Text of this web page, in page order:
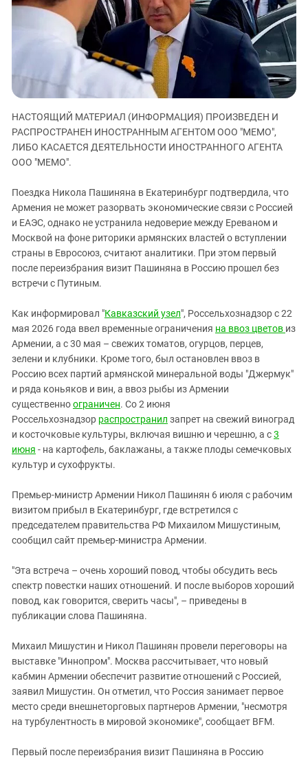
ЗАСТАВЛЯЕТ
КАВКАЗ ЗА ПАЛЕСТИНУ
ИНАКОМЫСЛИЕ В ЧЕЧНЕ
ПРЕСЛЕДОВАНИЕ АКТИВИСТОВ
МОБИЛИЗАЦИЯ И ПРОТЕСТЫ
Дагестан
Кабардино-Балкария
Калмыкия
Карачаево-Черкесия
Краснодарский край
Российская Федерация
Северная Осетия - Алания
СКФО
Ставропольский край
Чечня
Южная Осетия
Южный Кавказ
ЮФО
НАСТОЯЩИЙ МАТЕРИАЛ (ИНФОРМАЦИЯ) ПРОИЗВЕДЕН И
РАСПРОСТРАНЕН ИНОСТРАННЫМ АГЕНТОМ ООО "МЕМО",
ЛИБО КАСАЕТСЯ ДЕЯТЕЛЬНОСТИ ИНОСТРАННОГО АГЕНТА
ООО "МЕМО".
Поездка Никола Пашиняна в Екатеринбург подтвердила, что
Армения не может разорвать экономические связи с Россией
и ЕАЭС, однако не устранила недоверие между Ереваном и
Москвой на фоне риторики армянских властей о вступлении
страны в Евросоюз, считают аналитики. При этом первый
после переизбрания визит Пашиняна в Россию прошел без
встречи с Путиным.
Как информировал "Кавказский узел", Россельхознадзор с 22
мая 2026 года ввел временные ограничения на ввоз цветов из
Армении, а с 30 мая – свежих томатов, огурцов, перцев,
зелени и клубники. Кроме того, был остановлен ввоз в
Россию всех партий армянской минеральной воды "Джермук"
и ряда коньяков и вин, а ввоз рыбы из Армении
существенноограничен. Со 2 июня
Россельхознадзор распространил запрет на свежий виноград
и косточковые культуры, включая вишню и черешню, а с3
июня - на картофель, баклажаны, а также плоды семечковых
культур и сухофрукты.
Премьер-министр Армении Никол Пашинян 6 июля с рабочим
визитом прибыл в Екатеринбург, где встретился с
председателем правительства РФ Михаилом Мишустиным,
сообщил сайт премьер-министра Армении.
"Эта встреча – очень хороший повод, чтобы обсудить весь
спектр повестки наших отношений. И после выборов хороший
повод, как говорится, сверить часы", – приведены в
публикации слова Пашиняна.
Михаил Мишустин и Никол Пашинян провели переговоры на
выставке "Иннопром". Москва рассчитывает, что новый
кабмин Армении обеспечит развитие отношений с Россией,
заявил Мишустин. Он отметил, что Россия занимает первое
место среди внешнеторговых партнеров Армении, "несмотря
на турбулентность в мировой экономике", сообщает BFM.
Первый после переизбрания визит Пашиняна в Россию